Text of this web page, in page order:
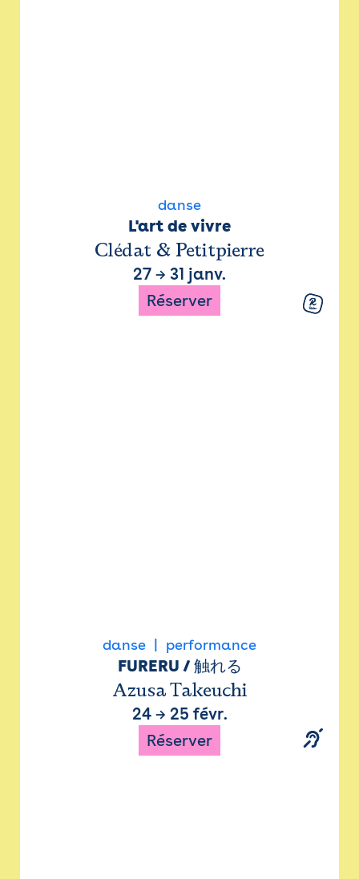
danse
L'art de vivre
Clédat & Petitpierre
27 → 31 janv.
Réserver
danse performance
FURERU / 触れる
Azusa Takeuchi
24→ 25 févr.
Réserver